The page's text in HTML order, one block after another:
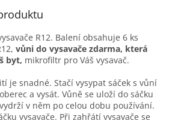
R12. Balení obsahuje 6 ks
vůni do vysavače zdarma, která
byt, mikrofiltr pro Váš vysavač.
je snadné. Stačí vysypat sáček s vůní
a vysát. Vůně se uloží do sáčku
v něm po celou dobu používání.
vysavače. Při zahřátí vysavače se